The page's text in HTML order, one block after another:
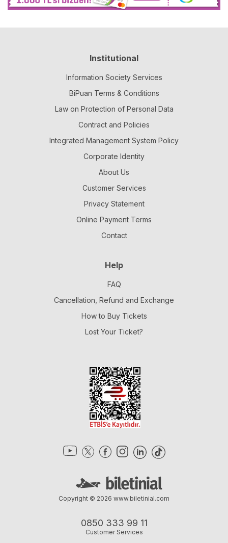
Institutional
Information Society Services
BiPuan Terms & Conditions
Law on Protection of Personal Data
Contract and Policies
Integrated Management System Policy
Corporate Identity
About Us
Customer Services
Privacy Statement
Online Payment Terms
Contact
Help
FAQ
Cancellation, Refund and Exchange
How to Buy Tickets
Lost Your Ticket?
0850 333 99 11
Customer Services
Copyright © 2026 www.biletinial.com